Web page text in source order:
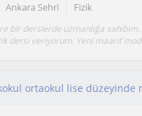
Ankara Sehri Fizik
bir derslerde uzmanlığa
dersi veriyorum. Yeni maarif
ortaokul lise